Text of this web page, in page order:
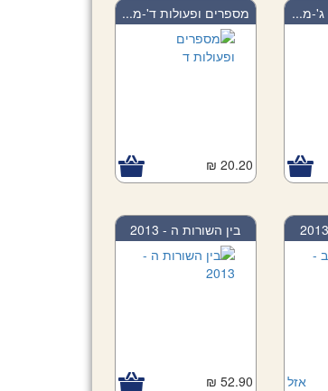
ג'-מ... מספרים ופעולות ד'-מ...
20.20 ₪
אזל
בין השורות ה - 2013
52.90 ₪